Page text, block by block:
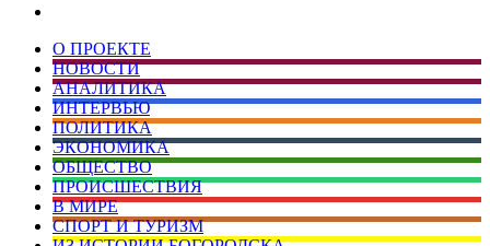
О ПРОЕКТЕ
НОВОСТИ
АНАЛИТИКА
ИНТЕРВЬЮ
ПОЛИТИКА
ЭКОНОМИКА
ОБЩЕСТВО
ПРОИСШЕСТВИЯ
В МИРЕ
СПОРТ И ТУРИЗМ